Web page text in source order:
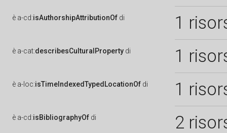
è a-cd:isAuthorshipAttributionOf di 1
è a-cat:describesCulturalProperty di 1
è a-loc:isTimeIndexedTypedLocationOf di 1
è a-cd:isBibliographyOf di 2